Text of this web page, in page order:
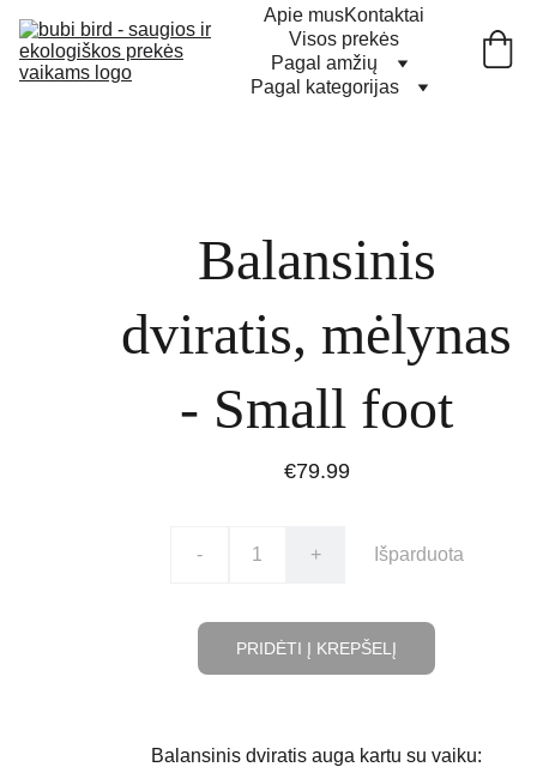
Apie musKontaktai
Visos prekės
Pagal amžių
Pagal kategorijas
Balansinis
dviratis, mėlynas
- Small foot
€79.99
- + Išparduota
PRIDĖTI Į KREPŠELĮ
Balansinis dviratis auga kartu su vaiku: